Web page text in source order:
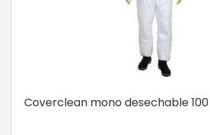
Coverclean mono desechable 100